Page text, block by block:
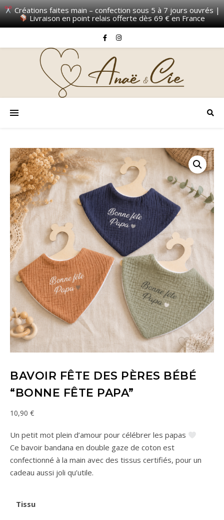
Créations faites main – confection sous 5 à 7 jours ouvrés |
Livraison en point relais offerte dès 69 € en France
BAVOIR FÊTE DES PÈRES BÉBÉ
“BONNE FÊTE PAPA”
10,90 €
Un petit mot plein d’amour pour célébrer les papas
Ce bavoir bandana en double gaze de coton est
confectionné à la main avec des tissus certifiés, pour un
cadeau aussi joli qu’utile.
Tissu